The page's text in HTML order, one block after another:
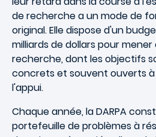
de recherche a un mode de
original. Elle dispose d'un
milliards de dollars pour
recherche, dont les objectifs
concrets et souvent ouverts
l'appui.
Chaque année, la DARPA
portefeuille de problèmes à